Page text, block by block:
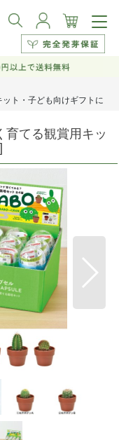
ト・子ども向けギフトに
育てる観賞用キッ
]